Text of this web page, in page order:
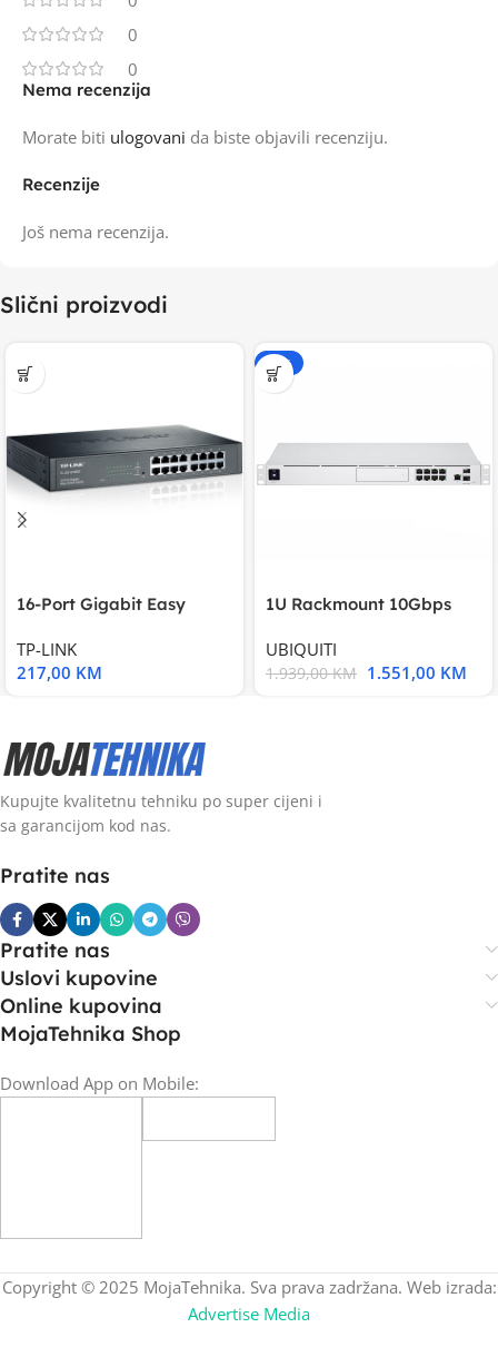
0
0
Recenzije
Još nema recenzija.
Nema recenzija
Morate biti ulogovani da biste objavili recenziju.
Slični proizvodi
16-Port Gigabit Easy
TP-LINK
217,00 KM
-20%
1U Rackmount 10Gbps
UBIQUITI
1.939,00KM 1.551,00 KM
Kupujte kvalitetnu tehniku po super cijeni i
sa garancijom kod nas.
Pratite nas
Pratite nas
Uslovi kupovine
Online kupovina
MojaTehnika Shop
Download App on Mobile:
Copyright © 2025 MojaTehnika. Sva prava zadržana. Web izrada:
Advertise Media